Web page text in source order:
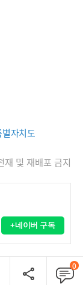
자치도
및 재배포 금지
+네이버 구독
0